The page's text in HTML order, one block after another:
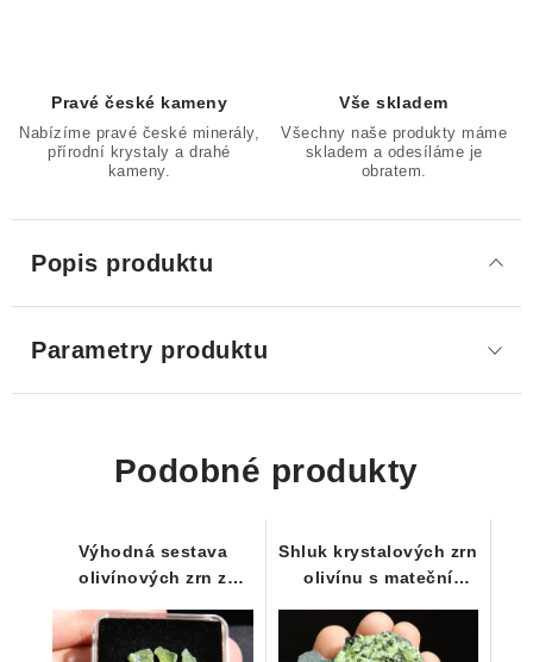
Pravé české kameny
Nabízíme pravé české minerály,
přírodní krystaly a drahé
kameny.
Vše skladem
Všechny naše produkty máme
skladem a odesíláme je
obratem.
Popis produktu
Parametry produktu
Podobné produkty
Výhodná sestava
olivínových zrn z
ks
Shluk krystalových zrn
olivínu s mateční